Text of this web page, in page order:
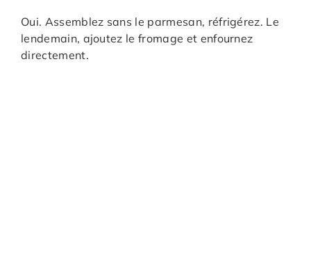
Oui. Assemblez sans le parmesan, réfrigérez. Le
lendemain, ajoutez le fromage et enfournez
directement.